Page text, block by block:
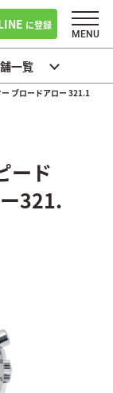
に登録
一覧
ブロードアロー 321.1
ード
321.